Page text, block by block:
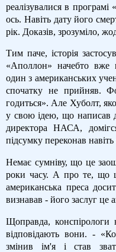
реалізувалися в
ось. Навіть дату його
рік. Доказів, зрозуміло,
Тим паче, історія
«Аполлон» начебто вже
один з американських
спочатку не прийняв.
годиться». Але Хуболт,
у свою ідею, що написав
директора НАСА,
підсумку переконав
Немає сумніву, що це
роки часу. А про те, що
американська преса
визнавав - його заслуг це
Щоправда,
відповідають вони. -
змінив ім'я і став